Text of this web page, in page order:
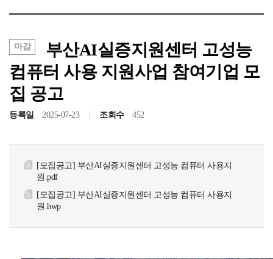
마감
부산AI실증지원센터 고성능
컴퓨터 사용 지원사업 참여기업 모
집 공고
등록일 2025-07-23 조회수 452
[모집공고] 부산AI실증지원센터 고성능 컴퓨터 사용지
원.pdf
[모집공고] 부산AI실증지원센터 고성능 컴퓨터 사용지
원.hwp